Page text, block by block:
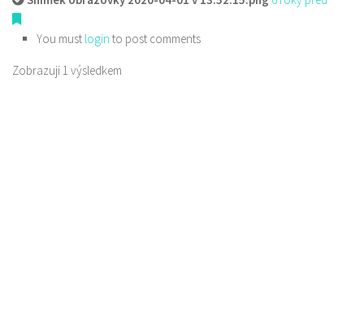
You must login to post comments
Zobrazuji 1 výsledkem